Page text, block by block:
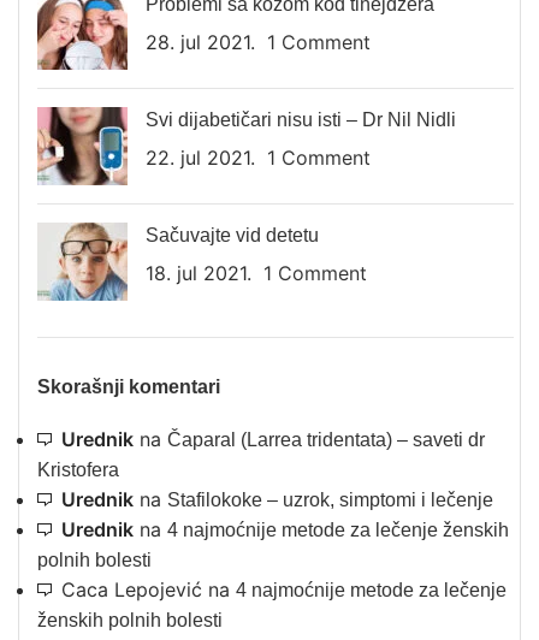
Problemi sa kožom kod tinejdžera
28. jul 2021. 1 Comment
Svi dijabetičari nisu isti – Dr Nil Nidli
22. jul 2021. 1 Comment
Sačuvajte vid detetu
18. jul 2021. 1 Comment
Skorašnji komentari
Urednik na Čaparal (Larrea tridentata) – saveti dr
Kristofera
Urednik na Stafilokoke – uzrok, simptomi i lečenje
Urednik na 4 najmoćnije metode za lečenje ženskih
polnih bolesti
Caca Lepojević na 4 najmoćnije metode za lečenje
ženskih polnih bolesti